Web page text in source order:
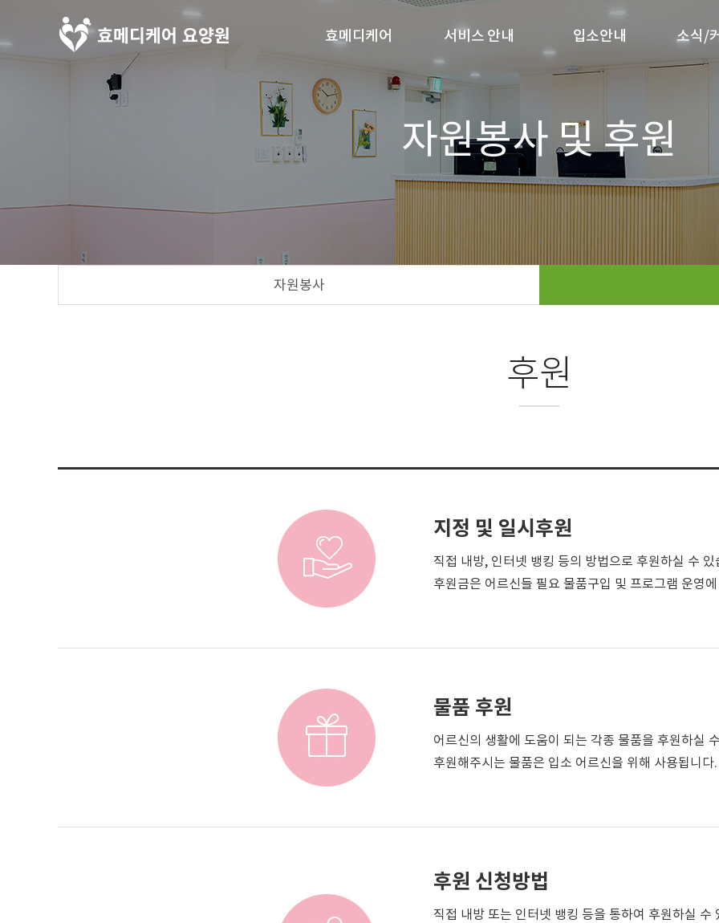
효메디케어
시설안내
오시는 길
서비스 안내 입소안내
입소비용
입소상담
소식/
식
자원봉사 및 후원
자원봉사
후원
지정 및 일시후원
직접 내방, 인터넷 뱅킹 등의 방법으로 후원하실 수 있
후원금은 어르신들 필요 물품구입 및 프로그램 운영
물품 후원
어르신의 생활에 도움이 되는 각종 물품을 후원하실
후원해주시는 물품은 입소 어르신을 위해 사용됩니다.
후원 신청방법
직접 내방 또는 인터넷 뱅킹 등을 통하여 후원하실 수